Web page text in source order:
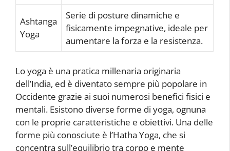
Ashtanga
Yoga
Serie di posture dinamiche e
fisicamente impegnative, ideale per
aumentare la forza e la resistenza.
Lo yoga è una pratica millenaria originaria
dell’India, ed è diventato sempre più popolare in
Occidente grazie ai suoi numerosi benefici fisici e
mentali. Esistono diverse forme di yoga, ognuna
con le proprie caratteristiche e obiettivi. Una delle
forme più conosciute è l’Hatha Yoga, che si
concentra sull’equilibrio tra corpo e mente